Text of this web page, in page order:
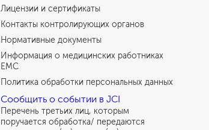
Лицензии и сертификаты
Контакты контролирующих органов
Нормативные документы
Информация о медицинских работниках
EMC
Политика обработки персональных данных
Сообщить о событии в JCI
Перечень третьих лиц, которым
поручается обработка/ передаются